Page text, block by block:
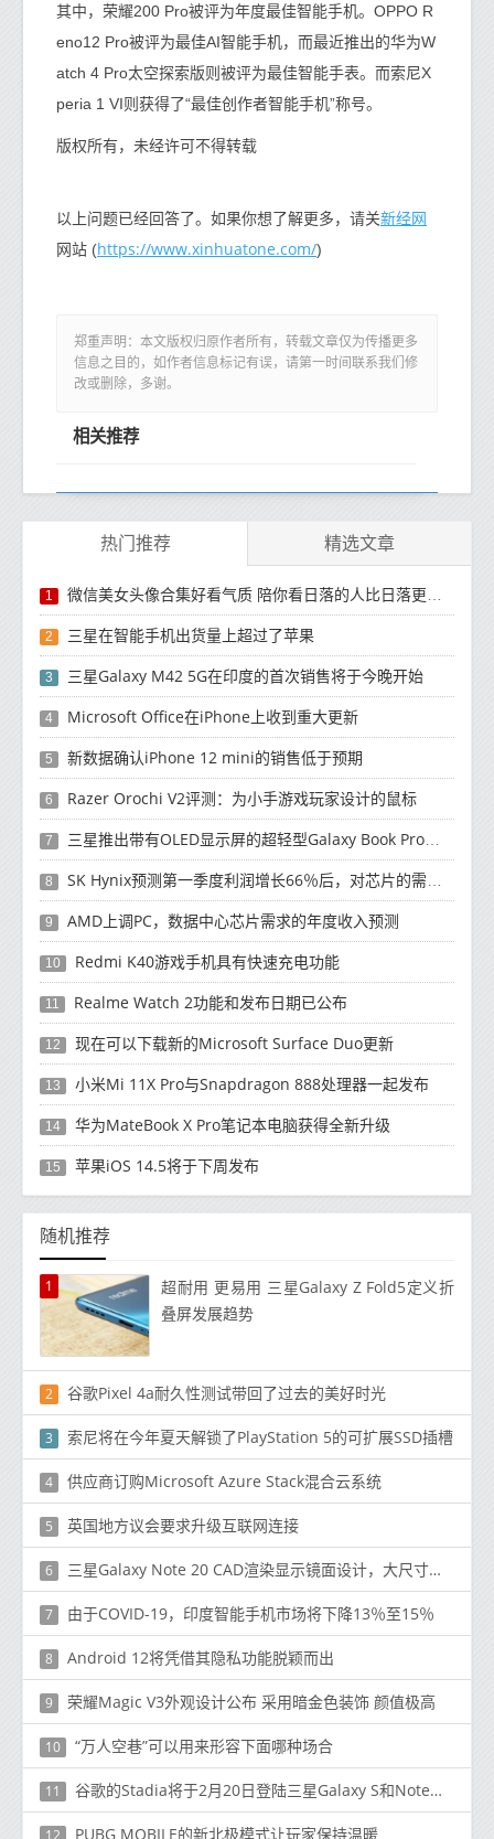
其中，荣耀200 Pro被评为年度最佳智能手机。OPPO R
eno12 Pro被评为最佳AI智能手机，而最近推出的华为W
atch 4 Pro太空探索版则被评为最佳智能手表。而索尼X
peria 1 VI则获得了“最佳创作者智能手机”称号。
版权所有，未经许可不得转载
以上问题已经回答了。如果你想了解更多，请关新经网
网站 (https://www.xinhuatone.com/)
郑重声明：本文版权归原作者所有，转载文章仅为传播更多
信息之目的，如作者信息标记有误，请第一时间联系我们修
改或删除，多谢。
相关推荐
热门推荐 精选文章
1 微信美女头像合集好看气质 陪你看日落的人比日落更浪漫
2 三星在智能手机出货量上超过了苹果
3 三星Galaxy M42 5G在印度的首次销售将于今晚开始
4 Microsoft Office在iPhone上收到重大更新
5 新数据确认iPhone 12 mini的销售低于预期
6 Razer Orochi V2评测：为小手游戏玩家设计的鼠标
7 三星推出带有OLED显示屏的超轻型Galaxy Book Pro和Galaxy Book Pro 360笔记本电脑
8 SK Hynix预测第一季度利润增长66％后，对芯片的需求将增强
9 AMD上调PC，数据中心芯片需求的年度收入预测
10 Redmi K40游戏手机具有快速充电功能
11 Realme Watch 2功能和发布日期已公布
12 现在可以下载新的Microsoft Surface Duo更新
13 小米Mi 11X Pro与Snapdragon 888处理器一起发布
14 华为MateBook X Pro笔记本电脑获得全新升级
15 苹果iOS 14.5将于下周发布
随机推荐
1
超耐用 更易用 三星Galaxy Z Fold5定义折
叠屏发展趋势
2 谷歌Pixel 4a耐久性测试带回了过去的美好时光
3 索尼将在今年夏天解锁了PlayStation 5的可扩展SSD插槽
4 供应商订购Microsoft Azure Stack混合云系统
5 英国地方议会要求升级互联网连接
6 三星Galaxy Note 20 CAD渲染显示镜面设计，大尺寸显示屏和S20超级相机
7 由于COVID-19，印度智能手机市场将下降13％至15％
8 Android 12将凭借其隐私功能脱颖而出
9 荣耀Magic V3外观设计公布 采用暗金色装饰 颜值极高
10 “万人空巷”可以用来形容下面哪种场合
11 谷歌的Stadia将于2月20日登陆三星Galaxy S和Note系列
12 PUBG MOBILE的新北极模式让玩家保持温暖